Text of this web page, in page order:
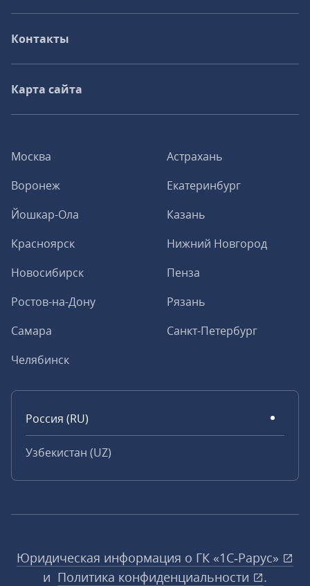
Москва
Астрахань
Воронеж
Екатеринбург
Йошкар-Ола
Казань
Красноярск
Нижний Новгород
Новосибирск
Пенза
Ростов-на-Дону
Рязань
Самара
Санкт-Петербург
Челябинск
Россия (RU)
Узбекистан (UZ)
Контакты
Карта сайта
Юридическая информация о ГК «1С‑Рарус»
и Политика конфиденциальности
.